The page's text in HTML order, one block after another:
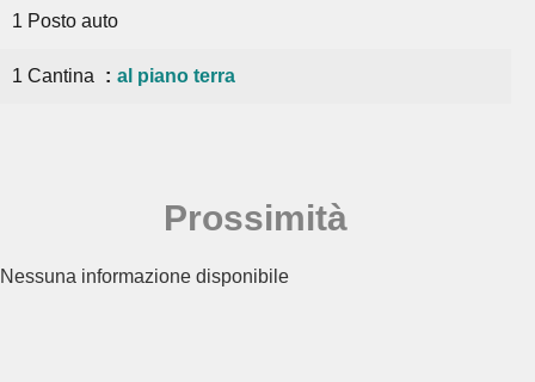
1 Posto auto
1 Cantina al piano terra
Prossimità
Nessuna informazione disponibile